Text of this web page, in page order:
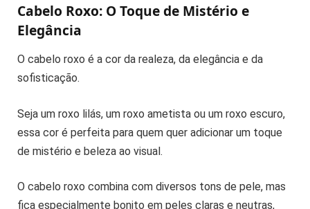
Cabelo Roxo: O Toque de Mistério e
Elegância
O cabelo roxo é a cor da realeza, da elegância e da
sofisticação.
Seja um roxo lilás, um roxo ametista ou um roxo escuro,
essa cor é perfeita para quem quer adicionar um toque
de mistério e beleza ao visual.
O cabelo roxo combina com diversos tons de pele, mas
fica especialmente bonito em peles claras e neutras,